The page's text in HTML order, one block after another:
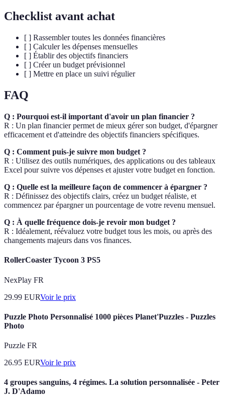
Checklist avant achat
[ ] Rassembler toutes les données financières
[ ] Calculer les dépenses mensuelles
[ ] Établir des objectifs financiers
[ ] Créer un budget prévisionnel
[ ] Mettre en place un suivi régulier
FAQ
Q : Pourquoi est-il important d'avoir un plan financier ?
R : Un plan financier permet de mieux gérer son budget, d'épargner
efficacement et d'atteindre des objectifs financiers spécifiques.
Q : Comment puis-je suivre mon budget ?
R : Utilisez des outils numériques, des applications ou des tableaux
Excel pour suivre vos dépenses et ajuster votre budget en fonction.
Q : Quelle est la meilleure façon de commencer à épargner ?
R : Définissez des objectifs clairs, créez un budget réaliste, et
commencez par épargner un pourcentage de votre revenu mensuel.
Q : À quelle fréquence dois-je revoir mon budget ?
R : Idéalement, réévaluez votre budget tous les mois, ou après des
changements majeurs dans vos finances.
RollerCoaster Tycoon 3 PS5
NexPlay FR
29.99 EURVoir le prix
Puzzle Photo Personnalisé 1000 pièces Planet'Puzzles - Puzzles
Photo
Puzzle FR
26.95 EURVoir le prix
4 groupes sanguins, 4 régimes. La solution personnalisée - Peter
J. D'Adamo